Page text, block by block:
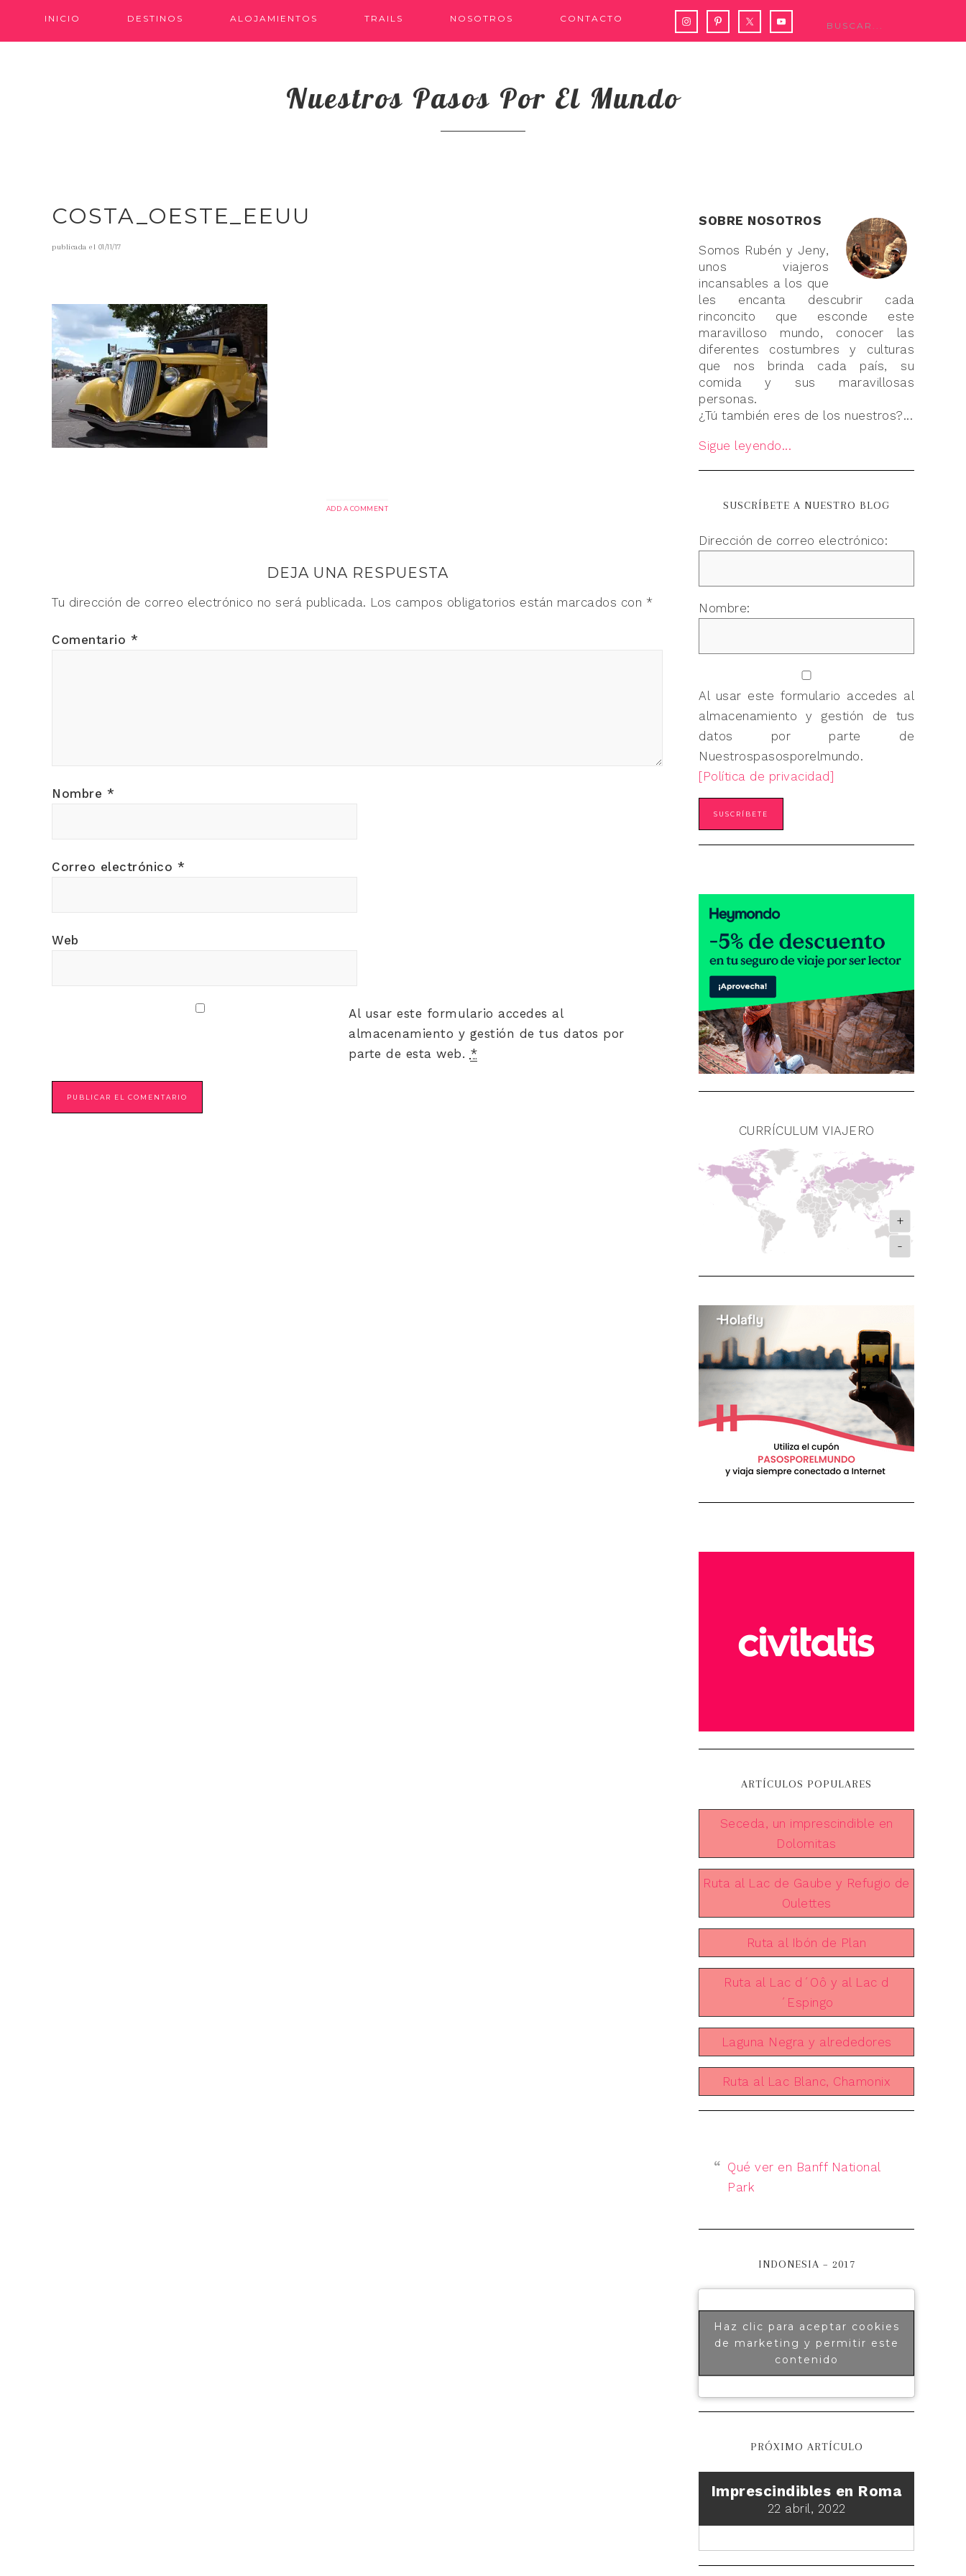
INICIO DESTINOS ALOJAMIENTOS TRAILS NOSOTROS CONTACTO
Nuestros Pasos Por El Mundo
COSTA_OESTE_EEUU
publicada el 01/11/17
ADD A COMMENT
DEJA UNA RESPUESTA
Tu dirección de correo electrónico no será publicada. Los campos obligatorios están marcados con *
Comentario *
Nombre *
Correo electrónico *
Web
Al usar este formulario accedes al
almacenamiento y gestión de tus datos por
parte de esta web. *
SOBRE NOSOTROS
Somos Rubén y Jeny,
unos viajeros
incansables a los que
les encanta descubrir cada
rinconcito que esconde este
maravilloso mundo, conocer las
diferentes costumbres y culturas
que nos brinda cada país, su
comida y sus maravillosas
personas.
¿Tú también eres de los nuestros?...
Sigue leyendo...
SUSCRÍBETE A NUESTRO BLOG
Dirección de correo electrónico:
Nombre:
Al usar este formulario accedes al
almacenamiento y gestión de tus
datos por parte de
Nuestrospasosporelmundo.
[Política de privacidad]
CURRÍCULUM VIAJERO
+
-
ARTÍCULOS POPULARES
Seceda, un imprescindible en
Dolomitas
Ruta al Lac de Gaube y Refugio de
Oulettes
Ruta al Ibón de Plan
Ruta al Lac d´Oô y al Lac d
´Espingo
Laguna Negra y alrededores
Ruta al Lac Blanc, Chamonix
Qué ver en Banff National
Park
INDONESIA – 2017
Haz clic para aceptar cookies
de marketing y permitir este
contenido
PRÓXIMO ARTÍCULO
Imprescindibles en Roma
22 abril, 2022